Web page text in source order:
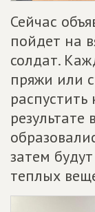
Сейчас
пойдет на
солдат.
пряжи или
результате
затем
теплых